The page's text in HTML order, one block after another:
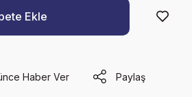
Ekle
Haber Ver Paylaş